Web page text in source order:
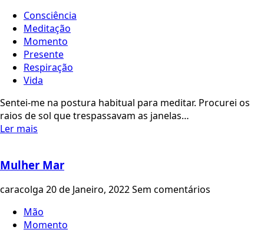
Consciência
Meditação
Momento
Presente
Respiração
Vida
Sentei-me na postura habitual para meditar. Procurei os
raios de sol que trespassavam as janelas…
Ler mais
Mulher Mar
caracolga 20 de Janeiro, 2022Sem comentários
Mão
Momento